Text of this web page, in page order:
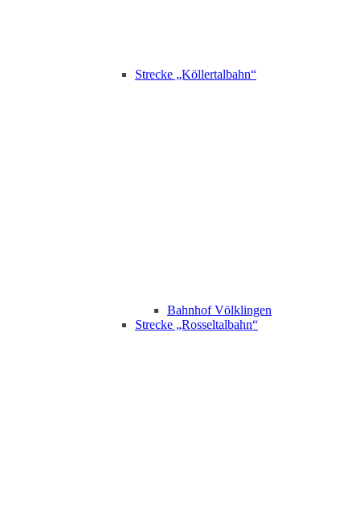
Strecke „Köllertalbahn“
Bahnhof Völklingen
Strecke „Rosseltalbahn“